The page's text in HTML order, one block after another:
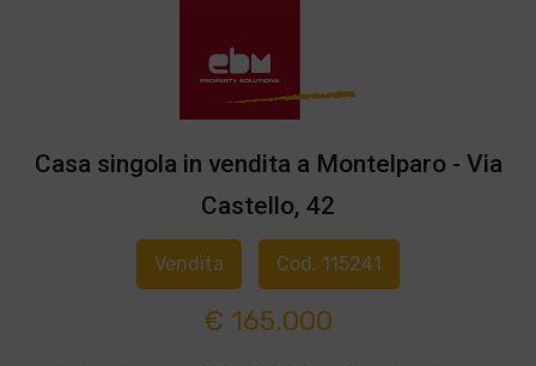
Casa singola in vendita a Montelparo - Via
Castello, 42
Vendita Cod. 115241
€ 165.000